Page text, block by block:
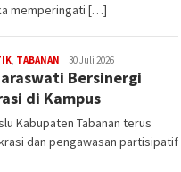
memperingati […]
, TABANAN Redaksi
30 Juli 2026
Bersinergi
di Kampus
Kabupaten Tabanan terus
dan pengawasan partisipatif